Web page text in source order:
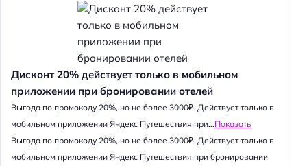
Дисконт 20% действует только в мобильном
приложении при бронировании отелей
Выгода по промокоду 20%, но не более 3000₽. Действует только в
мобильном приложении Яндекс Путешествия при...Показать
Выгода по промокоду 20%, но не более 3000₽. Действует только в
мобильном приложении Яндекс Путешествия при бронировании